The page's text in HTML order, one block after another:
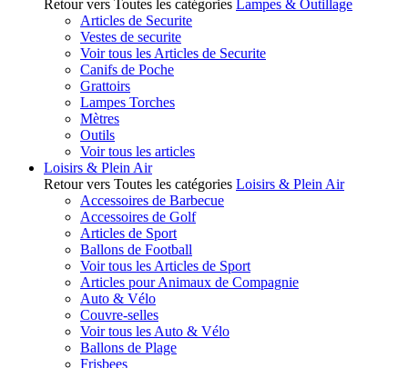
Retour vers Toutes les catégories Lampes & Outillage
Articles de Securite
Vestes de securite
Voir tous les Articles de Securite
Canifs de Poche
Grattoirs
Lampes Torches
Mètres
Outils
Voir tous les articles
Loisirs & Plein Air
Retour vers Toutes les catégories Loisirs & Plein Air
Accessoires de Barbecue
Accessoires de Golf
Articles de Sport
Ballons de Football
Voir tous les Articles de Sport
Articles pour Animaux de Compagnie
Auto & Vélo
Couvre-selles
Voir tous les Auto & Vélo
Ballons de Plage
Frisbees